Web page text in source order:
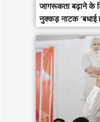
जागरूकता बढ़ाने के
नुक्कड़ नाटक ‘बधाई